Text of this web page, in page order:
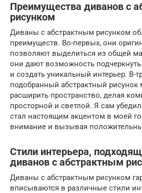
Преимущества диванов с
рисунком
Диваны с абстрактным рисунком
преимуществ. Во-первых, они
позволяют выделиться из общей
они дают возможность
и создать уникальный интерьер. В-
подобранный абстрактный рисунок
расширить пространство, делая
просторной и светлой. Я сам
стал настоящим акцентом в моей
внимание и вызывая
Стили интерьера,
диванов с абстрактным
Диваны с абстрактным рисунком
вписываются в различные стили